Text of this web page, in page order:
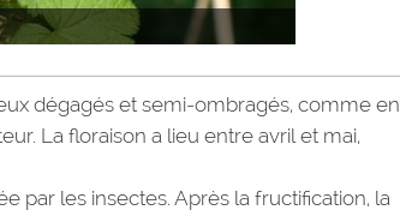
dégagés et semi-ombragés, comme en
La floraison a lieu entre avril et mai,
par les insectes. Après la fructification, la